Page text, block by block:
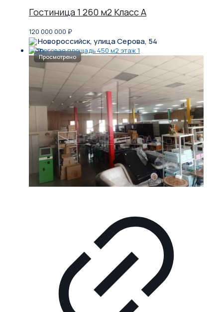
Гостиница 1 260 м2 Класс A
120 000 000 ₽
Новороссийск, улица Серова, 54